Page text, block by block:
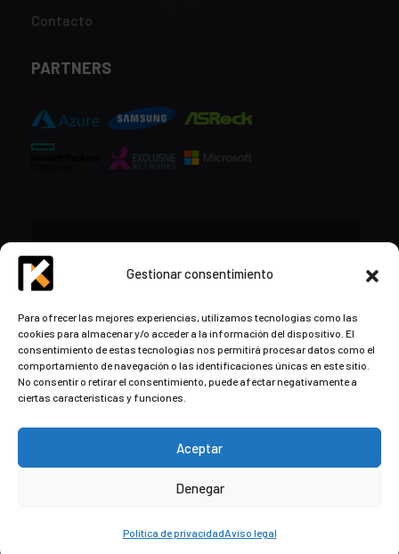
Gestionar consentimiento
Para ofrecer las mejores experiencias, utilizamos tecnologías como las
cookies para almacenar y/o acceder a la información del dispositivo. El
consentimiento de estas tecnologías nos permitirá procesar datos como el
comportamiento de navegación o las identificaciones únicas en este sitio.
No consentir o retirar el consentimiento, puede afectar negativamente a
ciertas características y funciones.
Aceptar
Denegar
Política de privacidadAviso legal
Contacto
PARTNERS
contacto@kds.cloud
www.kds.cloud
Plaza Libertad 8Entreplanta, Oficina
3,31004 Pamplona,
by Kaizen Development Solutions ·